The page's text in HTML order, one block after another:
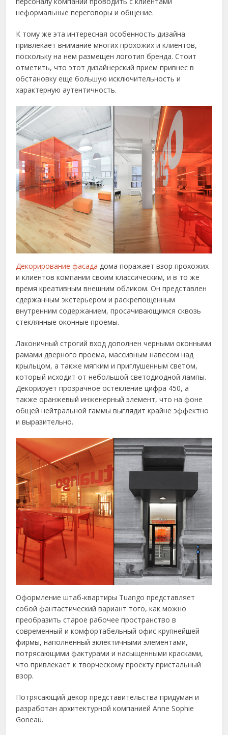
неформальные переговоры и общение.
К тому же эта интересная особенность дизайна
привлекает внимание многих прохожих и клиентов,
поскольку на нем размещен логотип бренда. Стоит
отметить, что этот дизайнерский прием привнес в
обстановку еще большую исключительность и
характерную аутентичность.
Декорирование фасада дома поражает взор прохожих
и клиентов компании своим классическим, и в то же
время креативным внешним обликом. Он представлен
сдержанным экстерьером и раскрепощенным
внутренним содержанием, просачивающимся сквозь
стеклянные оконные проемы.
Лаконичный строгий вход дополнен черными оконными
рамами дверного проема, массивным навесом над
крыльцом, а также мягким и приглушенным светом,
который исходит от небольшой светодиодной лампы.
Декорирует прозрачное остекление цифра 450, а
также оранжевый инженерный элемент, что на фоне
общей нейтральной гаммы выглядит крайне эффектно
и выразительно.
Оформление штаб-квартиры Tuango представляет
собой фантастический вариант того, как можно
преобразить старое рабочее пространство в
современный и комфортабельный офис крупнейшей
фирмы, наполненный эклектичными элементами,
потрясающими фактурами и насыщенными красками,
что привлекает к творческому проекту пристальный
взор.
Потрясающий декор представительства придуман и
разработан архитектурной компанией Anne Sophie
Goneau.